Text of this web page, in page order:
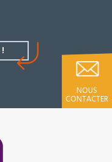
NOUS
CONTACTER